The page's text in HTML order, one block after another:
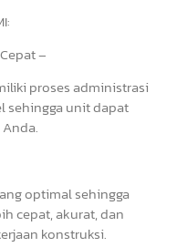
–
proses administrasi
sehingga unit dapat
optimal sehingga
cepat, akurat, dan
konstruksi.